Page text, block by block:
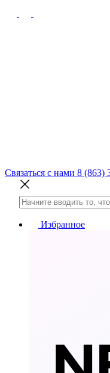
Связаться с нами 8 (863)
Избранное